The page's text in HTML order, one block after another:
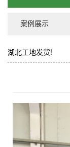
案例展示
湖北工地发货!